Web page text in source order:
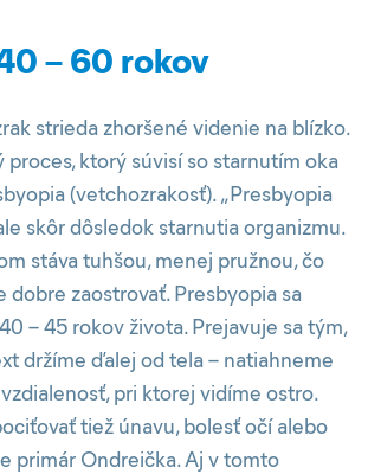
– 60 rokov
strieda zhoršené videnie na blízko.
proces, ktorý súvisí so starnutím oka
(vetchozrakosť). „Presbyopia
skôr dôsledok starnutia organizmu.
stáva tuhšou, menej pružnou, čo
dobre zaostrovať. Presbyopia sa
– 45 rokov života. Prejavuje sa tým,
držíme ďalej od tela – natiahneme
pri ktorej vidíme ostro.
tiež únavu, bolesť očí alebo
primár Ondreička. Aj v tomto